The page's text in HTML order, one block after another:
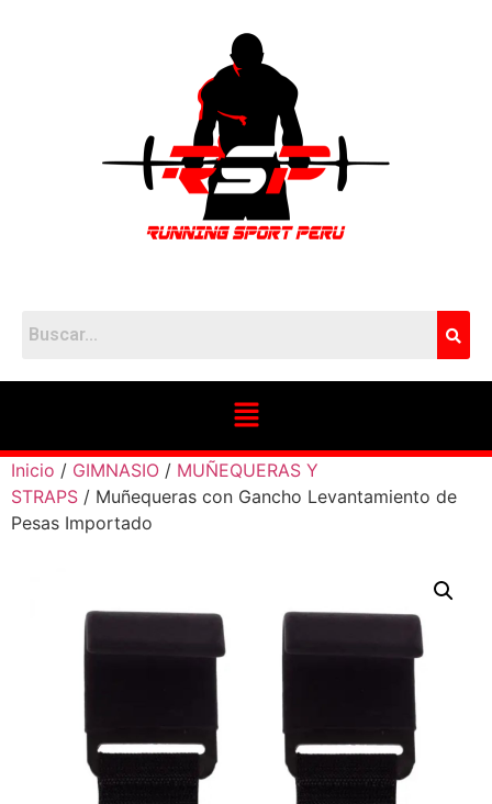
Inicio / GIMNASIO / MUÑEQUERAS Y
STRAPS / Muñequeras con Gancho Levantamiento de
Pesas Importado